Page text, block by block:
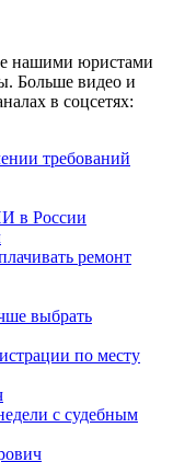
нашими юристами
Больше видео и
в соцсетях:
требований
в России
ремонт
выбрать
по месту
с судебным